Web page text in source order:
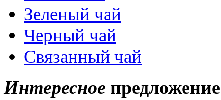
Зеленый чай
Черный чай
Связанный чай
Интересное предложение